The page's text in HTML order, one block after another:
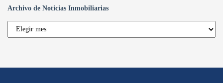
Archivo de Noticias Inmobiliarias